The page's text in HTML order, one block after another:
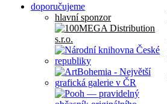
doporučujeme
hlavní sponzor